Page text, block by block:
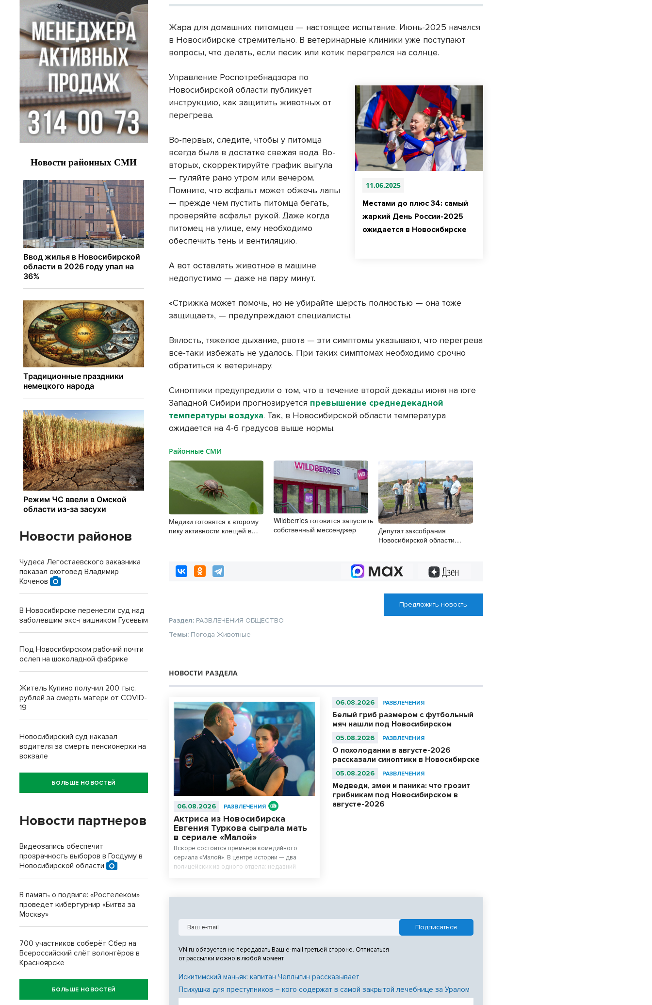
Жара для домашних питомцев — настоящее испытание. Июнь-2025 начался
в Новосибирске стремительно. В ветеринарные клиники уже поступают
вопросы, что делать, если песик или котик перегрелся на солнце.
11.06.2025
Местами до плюс 34: самый
жаркий День России-2025
ожидается в Новосибирске
Управление Роспотребнадзора по
Новосибирской области публикует
инструкцию, как защитить животных от
перегрева.
Во-первых, следите, чтобы у питомца
всегда была в достатке свежая вода. Во-
вторых, скорректируйте график выгула
— гуляйте рано утром или вечером.
Помните, что асфальт может обжечь лапы
— прежде чем пустить питомца бегать,
проверяйте асфальт рукой. Даже когда
питомец на улице, ему необходимо
обеспечить тень и вентиляцию.
А вот оставлять животное в машине
недопустимо — даже на пару минут.
«Стрижка может помочь, но не убирайте шерсть полностью — она тоже
защищает», — предупреждают специалисты.
Вялость, тяжелое дыхание, рвота — эти симптомы указывают, что перегрева
все-таки избежать не удалось. При таких симптомах необходимо срочно
обратиться к ветеринару.
Синоптики предупредили о том, что в течение второй декады июня на юге
Западной Сибири прогнозируется превышение среднедекадной
температуры воздуха. Так, в Новосибирской области температура
ожидается на 4-6 градусов выше нормы.
Районные СМИ
Медики готовятся к второму
пику активности клещей в
Wildberries готовится запустить
собственный мессенджер
Депутат заксобрания
Новосибирской области
Предложить новость
Раздел: РАЗВЛЕЧЕНИЯ ОБЩЕСТВО
Темы: Погода Животные
НОВОСТИ РАЗДЕЛА
06.08.2026 РАЗВЛЕЧЕНИЯ
Актриса из Новосибирска
Евгения Туркова сыграла мать
в сериале «Малой»
Вскоре состоится премьера комедийного
сериала «Малой». В центре истории — два
полицейских из одного отдела: недавний
06.08.2026 РАЗВЛЕЧЕНИЯ
Белый гриб размером с футбольный
мяч нашли под Новосибирском
05.08.2026 РАЗВЛЕЧЕНИЯ
О похолодании в августе-2026
рассказали синоптики в Новосибирске
05.08.2026 РАЗВЛЕЧЕНИЯ
Медведи, змеи и паника: что грозит
грибникам под Новосибирском в
августе-2026
VN.ru обязуется не передавать Ваш e-mail третьей стороне. Отписаться
от рассылки можно в любой момент
Искитимский маньяк: капитан Чеплыгин рассказывает
Психушка для преступников – кого содержат в самой закрытой лечебнице за Уралом
Новости районов
Чудеса Легостаевского заказника
показал охотовед Владимир
Коченов
В Новосибирске перенесли суд над
заболевшим экс-гаишником Гусевым
Под Новосибирском рабочий почти
ослеп на шоколадной фабрике
Житель Купино получил 200 тыс.
рублей за смерть матери от COVID-
19
Новосибирский суд наказал
водителя за смерть пенсионерки на
вокзале
БОЛЬШЕ НОВОСТЕЙ
Новости партнеров
Видеозапись обеспечит
прозрачность выборов в Госдуму в
Новосибирской области
В память о подвиге: «Ростелеком»
проведет кибертурнир «Битва за
Москву»
700 участников соберёт Сбер на
Всероссийский слёт волонтёров в
Красноярске
БОЛЬШЕ НОВОСТЕЙ